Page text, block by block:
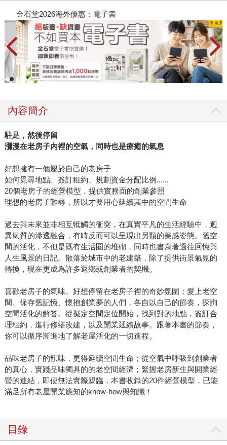
金石堂2026海外優惠：電子書
內容簡介
駐足，然後停留
瀰漫在老房子內裡的空氣，同時也是療癒的氣息
好想擁有一個屬於自己的老房子
如何覓尋地點、簽訂租約、規劃資金分配比例......
20個老房子的經營模型，提供實務面的創業參照
理想的老房子難尋，所以才要用心延續其中的空間生命
過去與未來並非相互牴觸的衝突，在真實平凡的生活經驗中，迥
異氣質的滲透融合，有時反而可以呈現出另類的美感姿態。舊空
間的活化，不但是既有生活圈的堆砌，同時也書寫著過往回憶與
人生風景的日記。散落於城市中的老建築，除了提供街景氣氛的
轉換，現在更成為許多返鄉或創業者的契機。
喜歡老房子的氣味、好想停留在老房子裡的奇妙氛圍；愛上老空
間、保存舊記憶、懷抱創業夢的人們，各自以自己的節奏，探詢
空間活化的解答。從擬定空間定位開始，找到對的地點，簽訂合
理租約，進行修繕改建，以及開業延續故事。跟著本書的節奏，
你可以循序漸進地了解老屋活化的一切進程。
品味老房子的韻味，更得延續空間生命；從空氣中呼吸到創業者
的真心，實踐品味獨具的的老空間經濟；緊握老房新生與開業經
營的連結，即便無法實際親臨，本書收錄的20件經營模型，已能
滿足所有老屋開業應知的know-how與知識！
目錄